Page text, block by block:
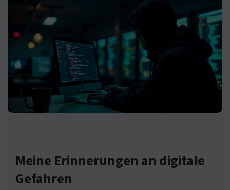
Meine Erinnerungen an digitale
Gefahren